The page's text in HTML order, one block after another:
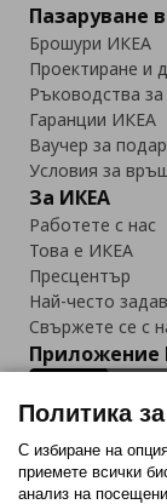
Пазаруване
Брошури ИКЕА
Проектиране и
Ръководства за
Гаранции ИКЕА
Ваучер за
Условия за
За ИКЕА
Работете с нас
Това е ИКЕА
Пресцентър
Най-често
Свържете се с
Приложение
Политика
С избиране на
приемете всички
анализ на